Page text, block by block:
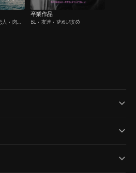
• 肉食
卒業作品
BL • 友達 • ずるい攻め